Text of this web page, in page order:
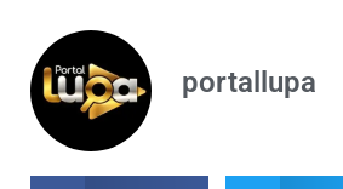
portallupa